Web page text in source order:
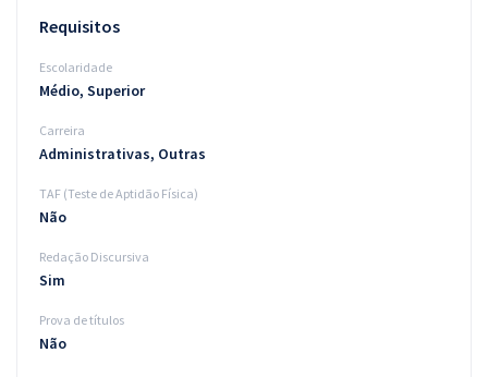
Requisitos
Escolaridade
Médio, Superior
Carreira
Administrativas, Outras
TAF (Teste de Aptidão Física)
Não
Redação Discursiva
Sim
Prova de títulos
Não